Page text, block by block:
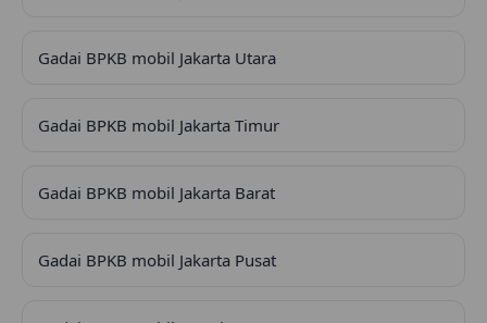
Gadai BPKB mobil Jakarta Utara
Gadai BPKB mobil Jakarta Timur
Gadai BPKB mobil Jakarta Barat
Gadai BPKB mobil Jakarta Pusat